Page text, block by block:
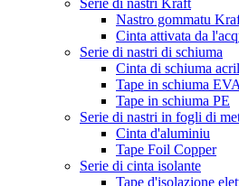
Serie di nastri Kraft
Nastro gommatu
Cinta attivata da
Serie di nastri di schiuma
Cinta di schiuma
Tape in schiuma EVA
Tape in schiuma PE
Serie di nastri in fogli di
Cinta d'aluminiu
Tape Foil Copper
Serie di cinta isolante
Tape d'isolazione